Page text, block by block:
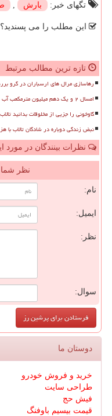
تگهای خبر:
بارش ,
این مطلب را می پسندید؟
تازه ترین مطالب مرتبط
رهاسازی مرال های ارسباران در گرو
امسال ۲ و یک دهم میلیون مترمکعب آب وارد تالاب گاوخونی شد
گاوخونی را جزیی از مخلوقات بدانید
نبض زندگی دوباره در شادگان تالاب با
نظرات بینندگان در
نظر
نام:
ایمیل:
نظر:
سوال:
دوستان ما
خرید و فروش خودرو
طراحی سایت
فیش حج
قیمت بیسیم باوفنگ